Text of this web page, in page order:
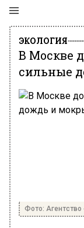
ЭКОЛОГИЯ
В Москве
сильные
Фото: Агентство